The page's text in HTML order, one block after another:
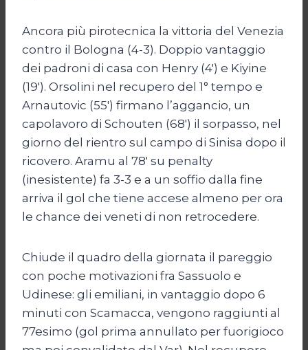
Ancora più pirotecnica la vittoria del Venezia
contro il Bologna (4-3). Doppio vantaggio
dei padroni di casa con Henry (4′) e Kiyine
(19′). Orsolini nel recupero del 1° tempo e
Arnautovic (55′) firmano l’aggancio, un
capolavoro di Schouten (68′) il sorpasso, nel
giorno del rientro sul campo di Sinisa dopo il
ricovero. Aramu al 78′ su penalty
(inesistente) fa 3-3 e a un soffio dalla fine
arriva il gol che tiene accese almeno per ora
le chance dei veneti di non retrocedere.
Chiude il quadro della giornata il pareggio
con poche motivazioni fra Sassuolo e
Udinese: gli emiliani, in vantaggio dopo 6
minuti con Scamacca, vengono raggiunti al
77esimo (gol prima annullato per fuorigioco